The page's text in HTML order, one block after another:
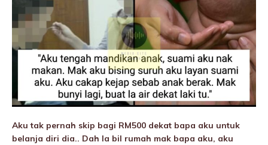
Aku tak pernah skip bagi RM500 dekat bapa aku untuk
belanja diri dia.. Dah la bil rumah mak bapa aku, aku